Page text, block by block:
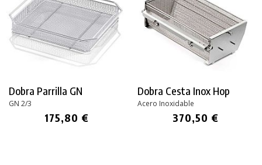
Dobra Parrilla GN
GN 2/3
175,80 €
Dobra Cesta Inox Hop
Acero Inoxidable
370,50 €